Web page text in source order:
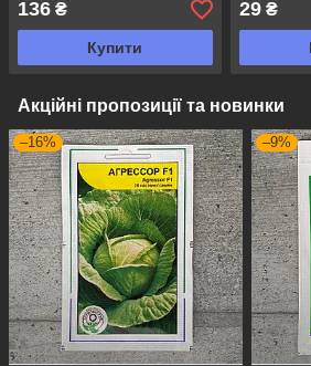
136 ₴
Купити
29₴
Акційні пропозиції та новинки
–16% –9%